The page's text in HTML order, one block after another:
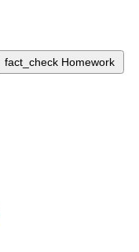
fact_check Homework